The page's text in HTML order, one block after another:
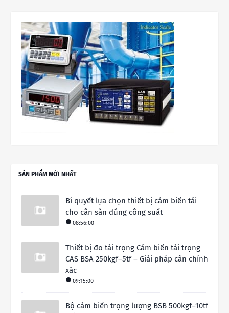
SẢN PHẨM MỚI NHẤT
Bí quyết lựa chọn thiết bị cảm biến tải
cho cân sàn đúng công suất
08:56:00
Thiết bị đo tải trọng Cảm biến tải trọng
CAS BSA 250kgf–5tf – Giải pháp cân chính
xác
09:15:00
Bộ cảm biến trọng lượng BSB 500kgf–10tf